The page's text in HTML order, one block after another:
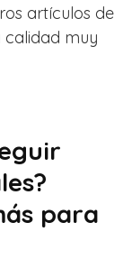
artículos de
calidad muy
para